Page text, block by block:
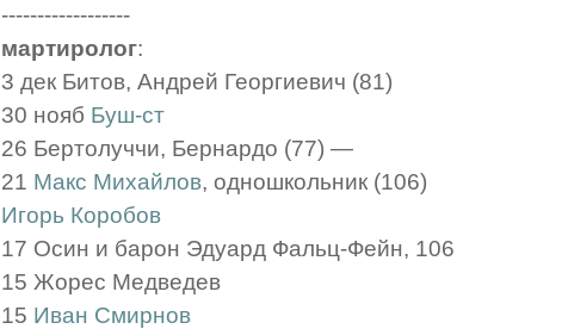
------------------
мартиролог:
3 дек Битов, Андрей Георгиевич (81)
30 нояб Буш-ст
26 Бертолуччи, Бернардо (77) —
21 Макс Михайлов, одношкольник (106)
Игорь Коробов
17 Осин и барон Эдуард Фальц-Фейн, 106
15 Жорес Медведев
15 Иван Смирнов